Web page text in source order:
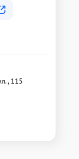
115